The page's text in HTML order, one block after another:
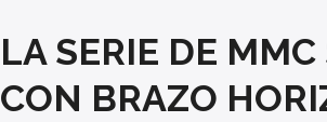
LA SERIE DE
CON BRAZO